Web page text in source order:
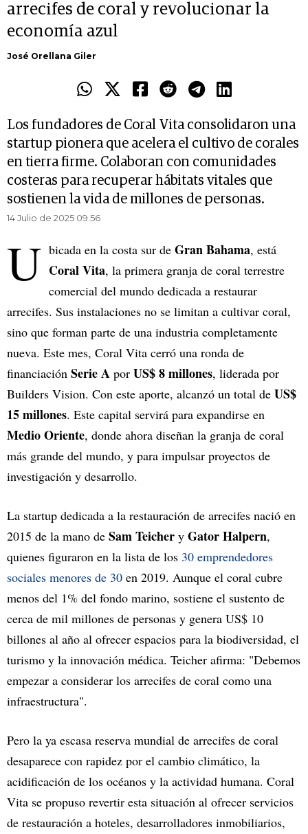
arrecifes de coral y revolucionar la
economía azul
José Orellana Giler
Los fundadores de Coral Vita consolidaron una
startup pionera que acelera el cultivo de corales
en tierra firme. Colaboran con comunidades
costeras para recuperar hábitats vitales que
sostienen la vida de millones de personas.
14 Julio de 2025 09.56
U bicada en la costa sur de Gran Bahama, está
Coral Vita, la primera granja de coral terrestre
comercial del mundo dedicada a restaurar
arrecifes. Sus instalaciones no se limitan a cultivar coral,
sino que forman parte de una industria completamente
nueva. Este mes, Coral Vita cerró una ronda de
financiación Serie A por US$ 8 millones, liderada por
Builders Vision. Con este aporte, alcanzó un total de US$
15 millones. Este capital servirá para expandirse en
Medio Oriente, donde ahora diseñan la granja de coral
más grande del mundo, y para impulsar proyectos de
investigación y desarrollo.
La startup dedicada a la restauración de arrecifes nació en
2015 de la mano de Sam Teicher y Gator Halpern,
quienes figuraron en la lista de los 30 emprendedores
sociales menores de 30 en 2019. Aunque el coral cubre
menos del 1% del fondo marino, sostiene el sustento de
cerca de mil millones de personas y genera US$ 10
billones al año al ofrecer espacios para la biodiversidad, el
turismo y la innovación médica. Teicher afirma: "Debemos
empezar a considerar los arrecifes de coral como una
infraestructura".
Pero la ya escasa reserva mundial de arrecifes de coral
desaparece con rapidez por el cambio climático, la
acidificación de los océanos y la actividad humana. Coral
Vita se propuso revertir esta situación al ofrecer servicios
de restauración a hoteles, desarrolladores inmobiliarios,